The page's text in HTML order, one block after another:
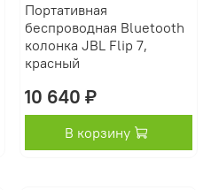
Портативная
беспроводная Bluetooth
колонка JBL Flip 7,
красный
10 640 ₽
В корзину